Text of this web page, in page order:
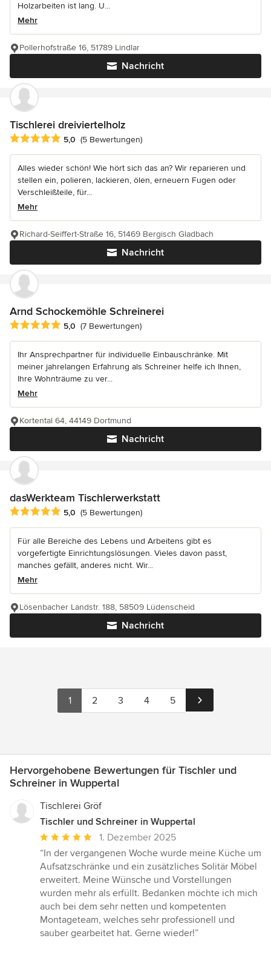
Holzarbeiten ist lang. U...
Mehr
Nachricht
Pollerhofstraße 16, 51789 Lindlar
Tischlerei dreiviertelholz
Durchschnittliche Bewertung: 5 von 5 Sternen
5,0 (5 Bewertungen)
Alles wieder schön! Wie hört sich das an? Wir reparieren und
stellen ein, polieren, lackieren, ölen, erneuern Fugen oder
Verschleißteile, für...
Mehr
Nachricht
Richard-Seiffert-Straße 16, 51469 Bergisch Gladbach
Arnd Schockemöhle Schreinerei
Durchschnittliche Bewertung: 5 von 5 Sternen
5,0 (7 Bewertungen)
Ihr Ansprechpartner für individuelle Einbauschränke. Mit
meiner jahrelangen Erfahrung als Schreiner helfe ich Ihnen,
Ihre Wohnträume zu ver...
Mehr
Nachricht
Kortental 64, 44149 Dortmund
dasWerkteam Tischlerwerkstatt
Durchschnittliche Bewertung: 5 von 5 Sternen
5,0 (5 Bewertungen)
Für alle Bereiche des Lebens und Arbeitens gibt es
vorgefertigte Einrichtungslösungen. Vieles davon passt,
manches gefällt, anderes nicht. Wir...
Mehr
Nachricht
Lösenbacher Landstr. 188, 58509 Lüdenscheid
1 2 3 4 5
Hervorgehobene Bewertungen für Tischler und
Schreiner in Wuppertal
Tischlerei Gröf
Tischler und Schreiner in Wuppertal
Durchschnittliche
Bewertung:
5
von
5
Sternen
1. Dezember 2025
“In der vergangenen Woche wurde meine Küche um
Aufsatzschränke und ein zusätzliches Solitär Möbel
erweitert. Meine Wünsche und Vorstellungen
wurden mehr als erfüllt. Bedanken möchte ich mich
auch bei dem sehr netten und kompetenten
Montageteam, welches sehr professionell und
sauber gearbeitet hat. Gerne wieder!”